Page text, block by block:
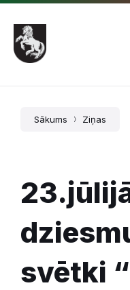
Pāriet
saturu
Skip
main
navigation
Skip
footer
Sākums Ziņas
svētki